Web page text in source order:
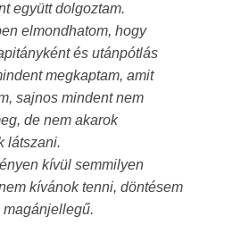
együtt dolgoztam.
elmondhatom, hogy
és utánpótlás
megkaptam, amit
sajnos mindent nem
de nem akarok
látszani.
kívül semmilyen
kívánok tenni, döntésem